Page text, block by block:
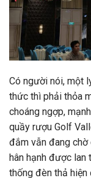
Có người nói, một
thức thì phải thỏa
choáng ngợp,
quầy rượu Golf
đắm vẫn đang
hân hạnh được lan
thống đèn thả